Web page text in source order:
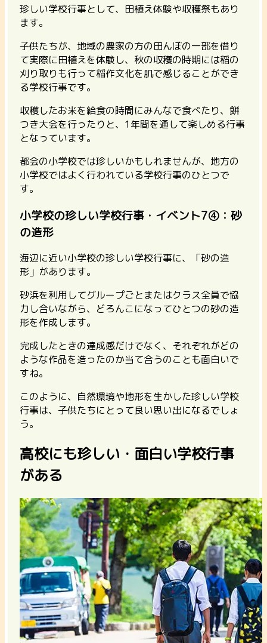
珍しい学校行事として、田植え体験や収穫祭もあり
ます。
子供たちが、地域の農家の方の田んぼの一部を借り
て実際に田植えを体験し、秋の収穫の時期には稲の
刈り取りも行って稲作文化を肌で感じることができ
る学校行事です。
収穫したお米を給食の時間にみんなで食べたり、餅
つき大会を行ったりと、1年間を通して楽しめる行事
となっています。
都会の小学校では珍しいかもしれませんが、地方の
小学校ではよく行われている学校行事のひとつで
す。
小学校の珍しい学校行事・イベント7④：砂
の造形
海辺に近い小学校の珍しい学校行事に、「砂の造
形」があります。
砂浜を利用してグループごとまたはクラス全員で協
力し合いながら、どろんこになってひとつの砂の造
形を作成します。
完成したときの達成感だけでなく、それぞれがどの
ような作品を造ったのか当て合うのことも面白いで
すね。
このように、自然環境や地形を生かした珍しい学校
行事は、子供たちにとって良い思い出になるでしょ
う。
高校にも珍しい・面白い学校行事
がある